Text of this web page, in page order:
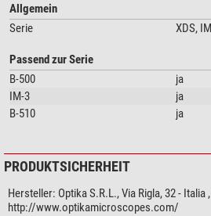
Allgemein
Serie
XDS,
Passend zur Serie
B-500
ja
IM-3
ja
B-510
ja
PRODUKTSICHERHEIT
Hersteller: Optika S.R.L., Via Rigla, 32 -
http://www.optikamicroscopes.com/